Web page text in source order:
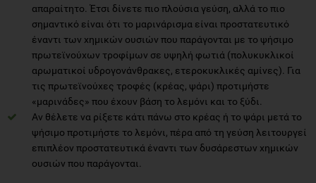
απαραίτητο. Έτσι δίνετε πιο πλούσια γεύση, αλλά το πιο
σημαντικό είναι ότι το μαρινάρισμα είναι προστατευτικό
έναντι των χημικών ουσιών που παράγονται με το ψήσιμο
πρωτεϊνούχων τροφίμων σε υψηλή φωτιά (πολυκυκλικοί
αρωματικοί υδρογονάνθρακες, ετεροκυκλικές αμίνες). Για
τις πρωτεϊνούχες τροφές (κρέας, ψάρι) προτιμήστε
«μαρινάδες» που έχουν βάση το λεμόνι και το ξύδι.
Αν θέλετε να ρίξετε κάτι πάνω στο κρέας ή το ψάρι μετά το
ψήσιμο προτιμήστε το λεμόνι, πέρα από τη γεύση λειτουργεί
επιπλέον προστατευτικά έναντι των δυσάρεστων χημικών
ουσιών που παράγονται.